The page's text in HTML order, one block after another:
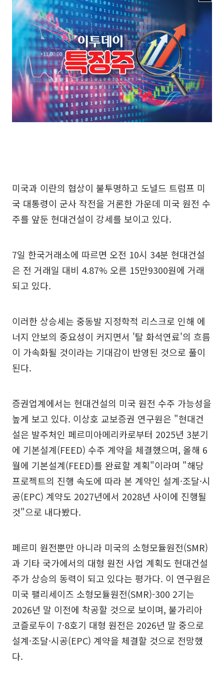
미국과 이란의 협상이 불투명하고 도널드 트럼프 미
국 대통령이 군사 작전을 거론한 가운데 미국 원전 수
주를 앞둔 현대건설이 강세를 보이고 있다.
7일 한국거래소에 따르면 오전 10시 34분 현대건설
은 전 거래일 대비 4.87% 오른 15만9300원에 거래
되고 있다.
이러한 상승세는 중동발 지정학적 리스크로 인해 에
너지 안보의 중요성이 커지면서 '탈 화석연료'의 흐름
이 가속화될 것이라는 기대감이 반영된 것으로 풀이
된다.
증권업계에서는 현대건설의 미국 원전 수주 가능성을
높게 보고 있다. 이상호 교보증권 연구원은 "현대건
설은 발주처인 페르미아메리카로부터 2025년 3분기
에 기본설계(FEED) 수주 계약을 체결했으며, 올해 6
월에 기본설계(FEED)를 완료할 계획"이라며 "해당
프로젝트의 진행 속도에 따라 본 계약인 설계·조달·시
공(EPC) 계약도 2027년에서 2028년 사이에 진행될
것"으로 내다봤다.
페르미 원전뿐만 아니라 미국의 소형모듈원전(SMR)
과 기타 국가에서의 대형 원전 사업 계획도 현대건설
주가 상승의 동력이 되고 있다는 평가다. 이 연구원은
미국 팰리세이즈 소형모듈원전(SMR)-300 2기는
2026년 말 이전에 착공할 것으로 보이며, 불가리아
코즐로두이 7·8호기 대형 원전은 2026년 말 중으로
설계·조달·시공(EPC) 계약을 체결할 것으로 전망했
다.